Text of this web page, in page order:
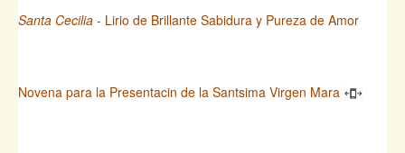
Santa Cecilia - Lirio de Brillante Sabidura y Pureza de Amor
Novena para la Presentacin de la Santsima Virgen Mara